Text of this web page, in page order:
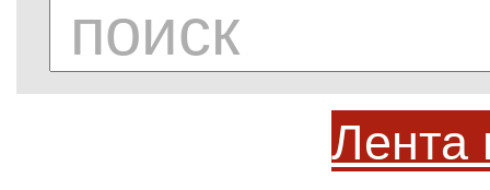
Лента